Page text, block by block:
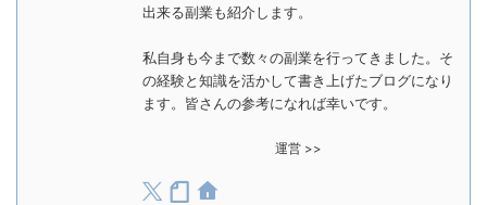
出来る副業も紹介します。
私自身も今まで数々の副業を行ってきました。そ
の経験と知識を活かして書き上げたブログになり
ます。皆さんの参考になれば幸いです。
運営 >>